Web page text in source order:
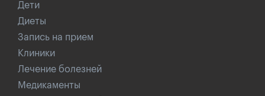
Дети
Диеты
Запись на прием
Клиники
Лечение болезней
Медикаменты